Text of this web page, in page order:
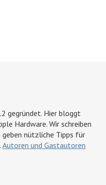
gegründet. Hier bloggt
Hardware. Wir schreiben
nützliche Tipps für
Autoren und Gastautoren